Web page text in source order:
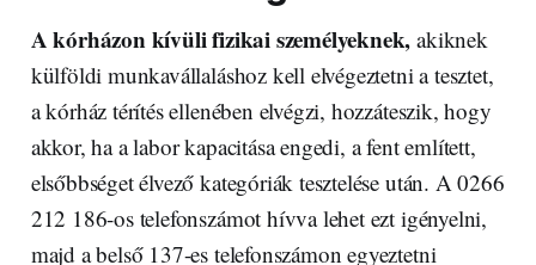
A kórházon kívüli fizikai személyeknek,akiknek
külföldi munkavállaláshoz kell elvégeztetni a tesztet,
a kórház térítés ellenében elvégzi, hozzáteszik, hogy
akkor, ha a labor kapacitása engedi, a fent említett,
elsőbbséget élvező kategóriák tesztelése után. A 0266
212 186-os telefonszámot hívva lehet ezt igényelni,
majd a belső 137-es telefonszámon egyeztetni